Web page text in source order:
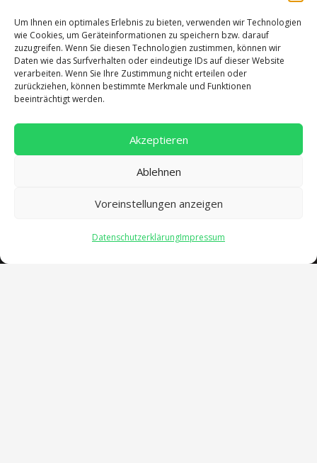
Um Ihnen ein optimales Erlebnis zu bieten, verwenden wir Technologien
wie Cookies, um Geräteinformationen zu speichern bzw. darauf
zuzugreifen. Wenn Sie diesen Technologien zustimmen, können wir
Daten wie das Surfverhalten oder eindeutige IDs auf dieser Website
verarbeiten. Wenn Sie Ihre Zustimmung nicht erteilen oder
zurückziehen, können bestimmte Merkmale und Funktionen
beeinträchtigt werden.
Akzeptieren
Ablehnen
Voreinstellungen anzeigen
DatenschutzerklärungImpressum
56626 Andernach
02632/96560